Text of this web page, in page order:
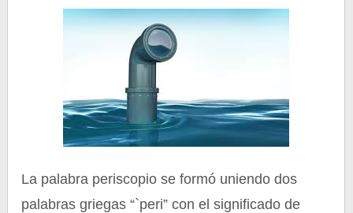
La palabra periscopio se formó uniendo dos
palabras griegas “`peri” con el significado de